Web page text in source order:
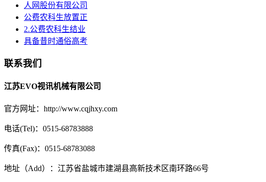
人网股份有限公司
公费农科生放置正
2.公费农科生结业
具备昔时通俗高考
联系我们
江苏EVO视讯机械有限公司
官方网址：http://www.cqjhxy.com
电话(Tel)：0515-68783888
传真(Fax)：0515-68783088
地址（Add）：江苏省盐城市建湖县高新技术区南环路66号